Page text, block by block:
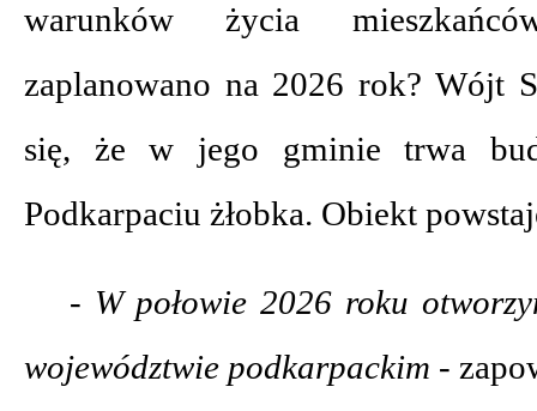
warunków życia
zaplanowano na 2026 rok? Wójt
się, że w jego gminie trwa
Podkarpaciu żłobka. Obiekt
- W połowie 2026 roku
województwie podkarpackim -